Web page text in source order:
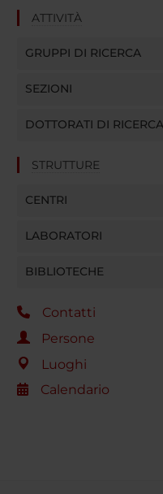
ATTIVITÀ
GRUPPI DI RICERCA
SEZIONI
DOTTORATI DI RICERCA
STRUTTURE
CENTRI
LABORATORI
BIBLIOTECHE
Contatti
Persone
Luoghi
Calendario